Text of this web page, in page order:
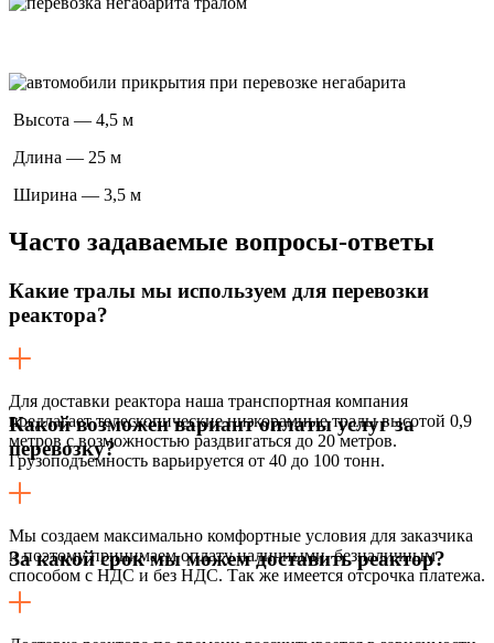
Высота — 4,5 м
Длина — 25 м
Ширина — 3,5 м
Часто задаваемые вопросы-ответы
Какие тралы мы используем для перевозки
реактора?
Для доставки реактора наша транспортная компания
предлагает телескопические низкорамные тралы высотой 0,9
метров с возможностью раздвигаться до 20 метров.
Грузоподъемность варьируется от 40 до 100 тонн.
Какой возможен вариант оплаты услуг за
перевозку?
Мы создаем максимально комфортные условия для заказчика
и поэтому принимаем оплату наличными, безналичным
способом с НДС и без НДС. Так же имеется отсрочка платежа.
За какой срок мы можем доставить реактор?